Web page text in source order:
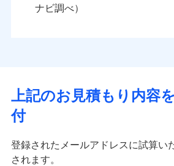
ナビ調べ）
上記のお見積もり内容
付
登録されたメールアドレスに試算い
されます。